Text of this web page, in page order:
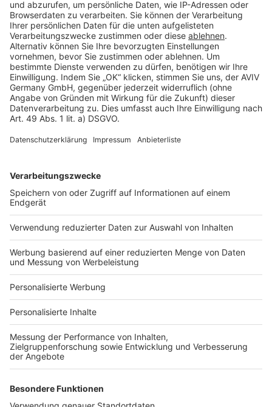
Cookie Einstellungen
Rechtliches
AGB-Übersicht
Datenschutz
Impressum
Services
Bauprojekt-Quiz
Häuser-Suche
Hausanbieter-Suche
Bauprojekt-Profil
Für Unternehmen
Ihre Baufirma auf bauen.de
Kostenloses Infogespräch